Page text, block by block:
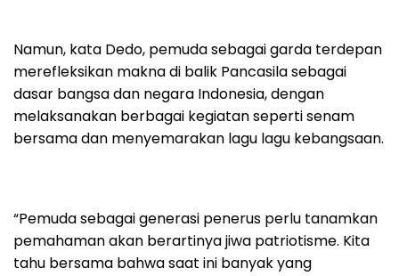
Namun, kata Dedo, pemuda sebagai garda terdepan
merefleksikan makna di balik Pancasila sebagai
dasar bangsa dan negara Indonesia, dengan
melaksanakan berbagai kegiatan seperti senam
bersama dan menyemarakan lagu lagu kebangsaan.
“Pemuda sebagai generasi penerus perlu tanamkan
pemahaman akan berartinya jiwa patriotisme. Kita
tahu bersama bahwa saat ini banyak yang